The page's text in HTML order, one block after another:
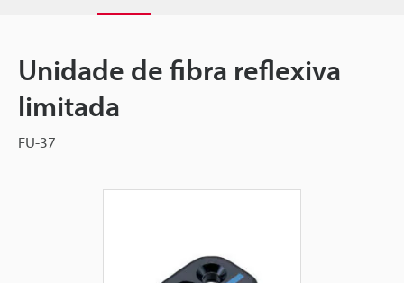
Unidade de fibra reflexiva
limitada
FU-37